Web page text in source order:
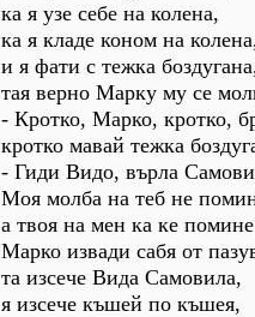
ка я узе себе на колена,
ка я кладе коном на
и я фати с тежка
тая верно Марку му се
- Кротко, Марко, кротко,
кротко мавай тежка
- Гиди Видо, върла
Моя молба на теб не
а твоя на мен ка ке
Марко извади сабя от
та изсече Вида Самовила,
я изсече къшей по къшея,